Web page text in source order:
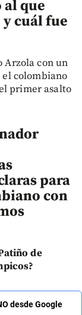
al que
cuál fue
Arzola con un
el colombiano
primer asalto
para
con
de
desde Google